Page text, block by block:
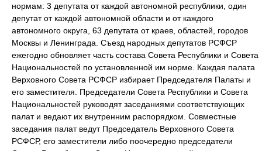
нормам: 3 депутата от каждой автономной республики, один
депутат от каждой автономной области и от каждого
автономного округа, 63 депутата от краев, областей, городов
Москвы и Ленинграда. Съезд народных депутатов РСФСР
ежегодно обновляет часть состава Совета Республики и Совета
Национальностей по установленной им норме. Каждая палата
Верховного Совета РСФСР избирает Председателя Палаты и
его заместителя. Председатели Совета Республики и Совета
Национальностей руководят заседаниями соответствующих
палат и ведают их внутренним распорядком. Совместные
заседания палат ведут Председатель Верховного Совета
РСФСР, его заместители либо поочередно председатели